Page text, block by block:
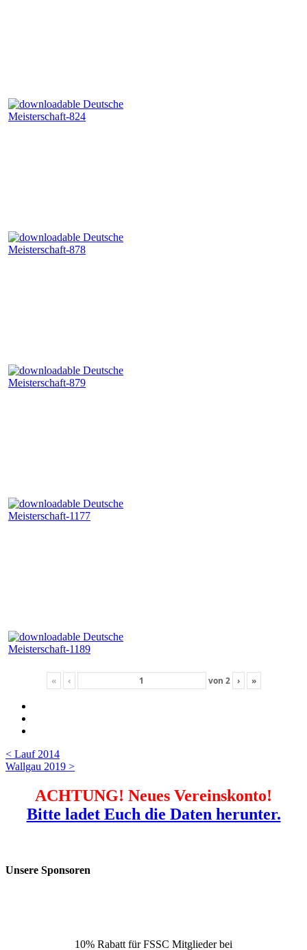
« ‹ von 2 › »
Beitragsnavigation
< Lauf 2014
Wallgau 2019 >
ACHTUNG! Neues Vereinskonto!
Bitte ladet Euch die Daten herunter.
Unsere Sponsoren
10% Rabatt für FSSC Mitglieder bei